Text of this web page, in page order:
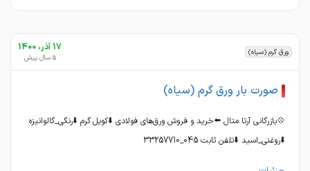
ورق گرم (سیاه) 17 آذر، 1400
5 سال پیش
صورت بار ورق گرم (سیاه)
💠بازرگانی آرتا متال ⬅️خرید و‌ فروش ورق‌های فولادی ⬇️کویل گرم ⬇️رنگی_گالوانیزه
⬇️روغنی_اسید ⬇️تلفن ثابت 045_33257710